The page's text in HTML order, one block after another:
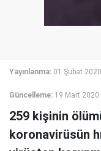
Yayınlanma: 01 Şubat
Güncelleme: 19 Mart 2020
259 kişinin
koronavirüsün